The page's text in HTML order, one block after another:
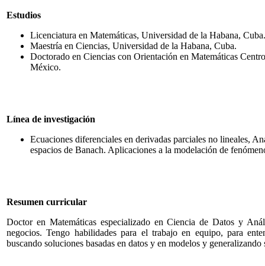
Estudios
Licenciatura en Matemáticas, Universidad de la Habana, Cuba.
Maestría en Ciencias, Universidad de la Habana, Cuba.
Doctorado en Ciencias con Orientación en Matemáticas
México.
Línea de investigación
Ecuaciones diferenciales en derivadas parciales no lineales,
espacios de Banach. Aplicaciones a la modelación de
Resumen curricular
Doctor en Matemáticas especializado en Ciencia de Datos y
negocios. Tengo habilidades para el trabajo en equipo, para
buscando soluciones basadas en datos y en modelos y